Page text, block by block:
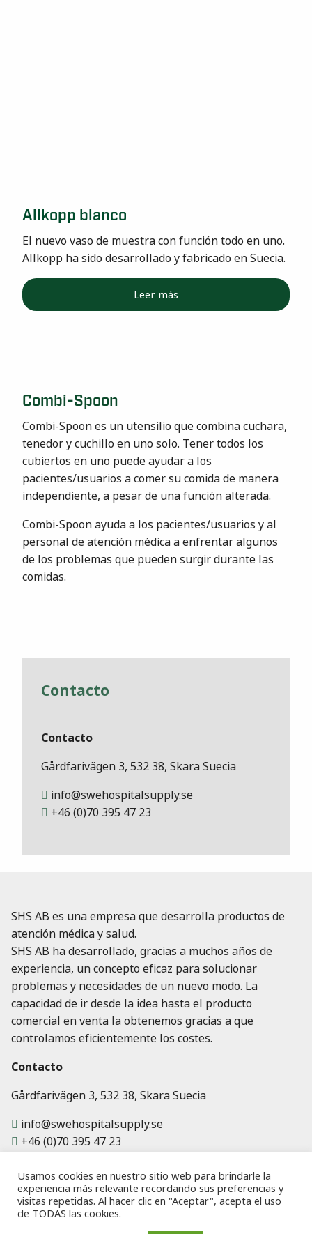
Contacto
Contacto
Gårdfarivägen 3, 532 38, Skara Suecia
info@swehospitalsupply.se
+46 (0)70 395 47 23
Allkopp blanco
El nuevo vaso de muestra con función todo en uno.
Allkopp ha sido desarrollado y fabricado en Suecia.
Leer más
Combi-Spoon
Combi-Spoon es un utensilio que combina cuchara,
tenedor y cuchillo en uno solo. Tener todos los
cubiertos en uno puede ayudar a los
pacientes/usuarios a comer su comida de manera
independiente, a pesar de una función alterada.
Combi-Spoon ayuda a los pacientes/usuarios y al
personal de atención médica a enfrentar algunos
de los problemas que pueden surgir durante las
comidas.
Usamos cookies en nuestro sitio web para brindarle la
experiencia más relevante recordando sus preferencias y
visitas repetidas. Al hacer clic en "Aceptar", acepta el uso
de TODAS las cookies.
SHS AB es una empresa que desarrolla productos de
atención médica y salud.
SHS AB ha desarrollado, gracias a muchos años de
experiencia, un concepto eficaz para solucionar
problemas y necesidades de un nuevo modo. La
capacidad de ir desde la idea hasta el producto
comercial en venta la obtenemos gracias a que
controlamos eficientemente los costes.
Contacto
Gårdfarivägen 3, 532 38, Skara Suecia
info@swehospitalsupply.se
+46 (0)70 395 47 23